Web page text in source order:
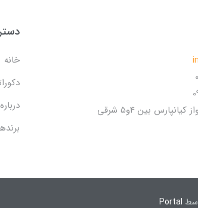
بین 4و5 شرقی
خانه
Portal